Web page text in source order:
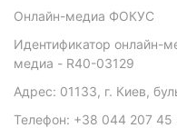
Онлайн-медиа ФОКУС
Идентификатор онлайн-
медиа - R40-03129
Адрес: 01133, г. Киев,
Телефон: +38 044 207 45